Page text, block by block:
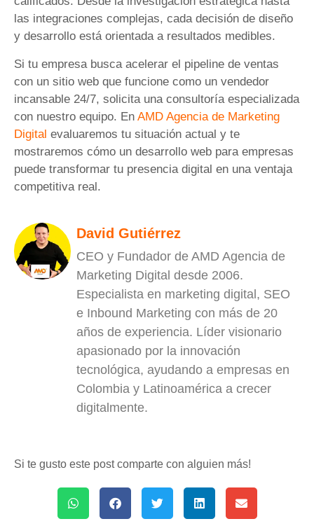
las integraciones complejas, cada decisión de diseño
y desarrollo está orientada a resultados medibles.
Si tu empresa busca acelerar el pipeline de ventas
con un sitio web que funcione como un vendedor
incansable 24/7, solicita una consultoría especializada
con nuestro equipo. En AMD Agencia de Marketing
Digital evaluaremos tu situación actual y te
mostraremos cómo un desarrollo web para empresas
puede transformar tu presencia digital en una ventaja
competitiva real.
David Gutiérrez
CEO y Fundador de AMD Agencia de
Marketing Digital desde 2006.
Especialista en marketing digital, SEO
e Inbound Marketing con más de 20
años de experiencia. Líder visionario
apasionado por la innovación
tecnológica, ayudando a empresas en
Colombia y Latinoamérica a crecer
digitalmente.
Si te gusto este post comparte con alguien más!